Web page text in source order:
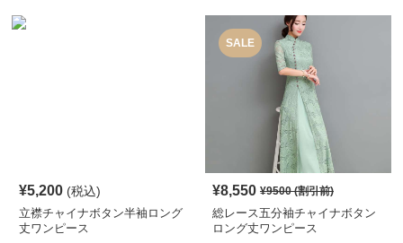
¥5,200 (税込)
立襟チャイナボタン半袖ロング
丈ワンピース
SALE
¥8,550 ¥9500(割引前)
総レース五分袖チャイナボタン
ロング丈ワンピース